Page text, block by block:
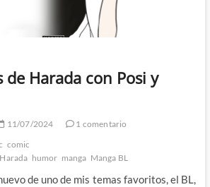
de Harada con Posi y
11/07/2024
1 comentario
comic
Harada humor manga Manga BL
de uno de mis temas favoritos, el BL,